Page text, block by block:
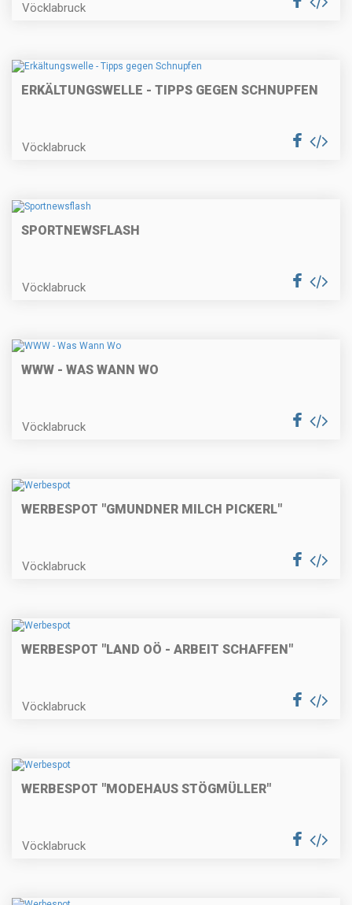
Vöcklabruck
ERKÄLTUNGSWELLE - TIPPS GEGEN SCHNUPFEN
Vöcklabruck
SPORTNEWSFLASH
Vöcklabruck
WWW - WAS WANN WO
Vöcklabruck
WERBESPOT "GMUNDNER MILCH PICKERL"
Vöcklabruck
WERBESPOT "LAND OÖ - ARBEIT SCHAFFEN"
Vöcklabruck
WERBESPOT "MODEHAUS STÖGMÜLLER"
Vöcklabruck